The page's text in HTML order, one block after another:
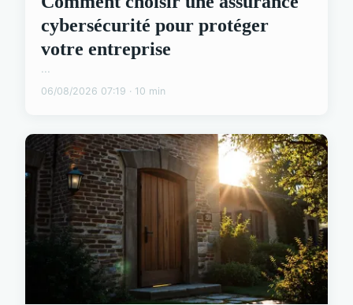
cybersécurité pour protéger
votre entreprise
...
06/08/2026 07:19 · 10 min